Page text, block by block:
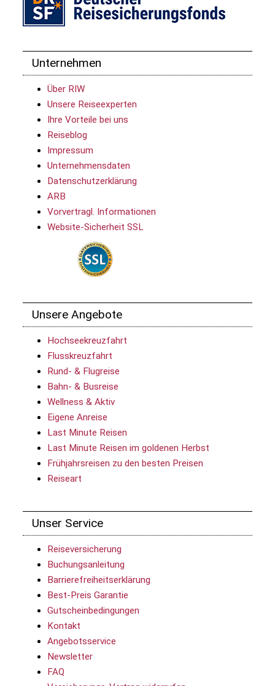
Unternehmen
Über RIW
Unsere Reiseexperten
Ihre Vorteile bei uns
Reiseblog
Impressum
Unternehmensdaten
Datenschutzerklärung
ARB
Vorvertragl. Informationen
Website-Sicherheit SSL
Unsere Angebote
Hochseekreuzfahrt
Flusskreuzfahrt
Rund- & Flugreise
Bahn- & Busreise
Wellness & Aktiv
Eigene Anreise
Last Minute Reisen
Last Minute Reisen im goldenen Herbst
Frühjahrsreisen zu den besten Preisen
Reiseart
Unser Service
Reiseversicherung
Buchungsanleitung
Barrierefreiheitserklärung
Best-Preis Garantie
Gutscheinbedingungen
Kontakt
Angebotsservice
Newsletter
FAQ